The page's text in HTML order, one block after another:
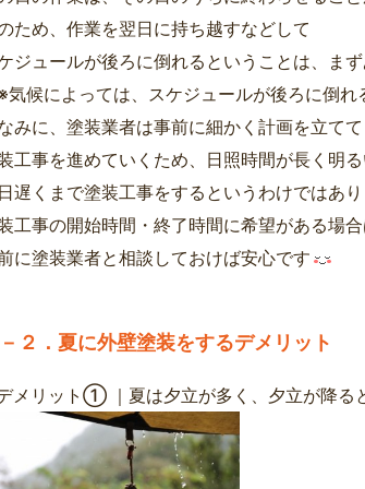
ため、作業を翌日に持ち越すなどして
ジュールが後ろに倒れるということは、まず
※気候によっては、スケジュールが後ろに倒
みに、塗装業者は事前に細かく計画を立てて
工事を進めていくため、日照時間が長く明る
遅くまで塗装工事をするというわけではあり
工事の開始時間・終了時間に希望がある場合
に塗装業者と相談しておけば安心です
２．夏に外壁塗装をするデメリット
メリット① ｜夏は夕立が多く、夕立が降る